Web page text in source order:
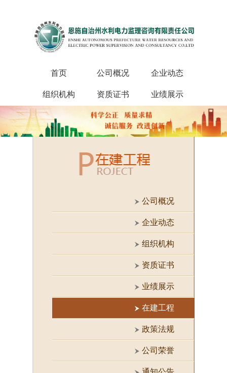
首页 公司概况 企业动态
组织机构 资质证书 业绩展示
公司概况
企业动态
组织机构
资质证书
业绩展示
在建工程
政策法规
公司荣誉